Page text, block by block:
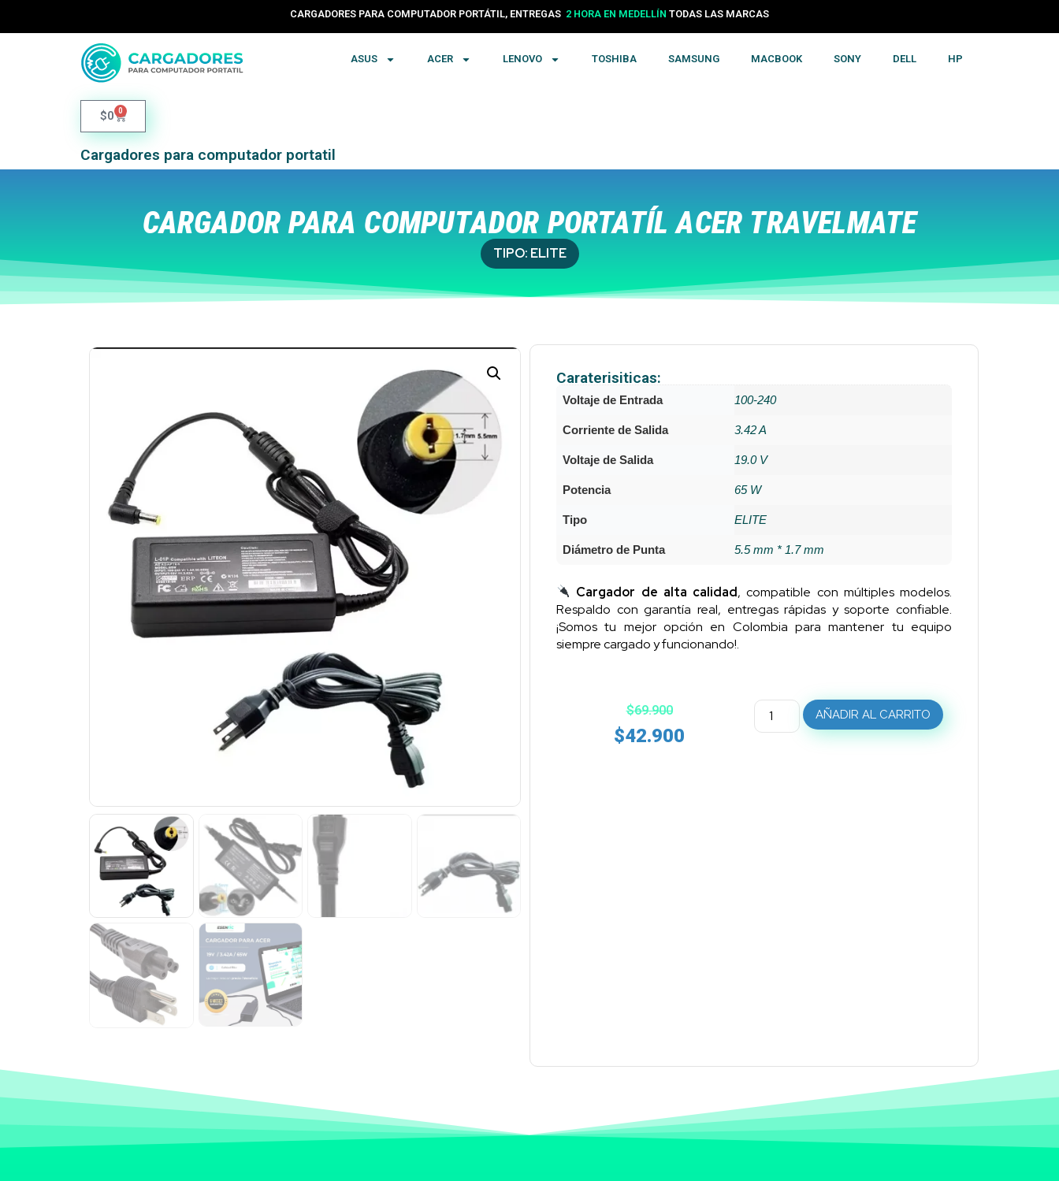
CARGADORES PARA COMPUTADOR PORTÁTIL, ENTREGAS 2 HORA EN MEDELLÍN
24 HORAS EN COLOMBIA TODAS LAS MARCAS
ASUS ACER LENOVO TOSHIBA SAMSUNG MACBOOK SONY DELL HP
$0 0
Cargadores para computador portatil
CARGADOR PARA COMPUTADOR PORTATÍL ACER TRAVELMATE
TIPO: ELITE
Caraterisiticas:
Voltaje de Entrada 100-240
Corriente de Salida 3.42 A
Voltaje de Salida 19.0 V
Potencia 65 W
Tipo ELITE
Diámetro de Punta 5.5 mm * 1.7 mm
Cargador de alta calidad, compatible con múltiples modelos.
Respaldo con garantía real, entregas rápidas y soporte confiable.
¡Somos tu mejor opción en Colombia para mantener tu equipo
siempre cargado y funcionando!.
$69.900
$42.900
AÑADIR AL CARRITO